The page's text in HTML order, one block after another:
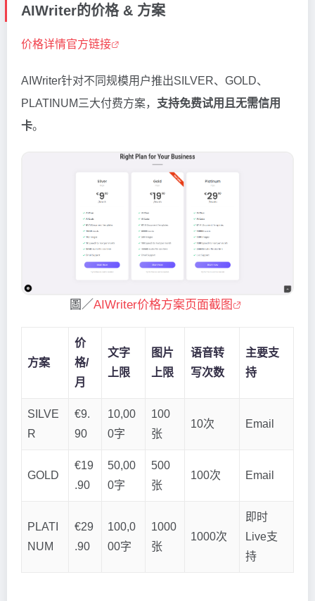
AIWriter的价格 & 方案
价格详情官方链接
AIWriter针对不同规模用户推出SILVER、GOLD、
PLATINUM三大付费方案， 支持免费试用且无需信用
卡。
圖／AIWriter价格方案页面截图
方案
价
格/
月
文字
上限
图片
上限
语音转
写次数
主要支
持
SILVE
R
€9.
90
10,00
0字
100
张
10次 Email
GOLD
€19
.90
50,00
0字
500
张
100次 Email
PLATI
NUM
€29
.90
100,0
00字
1000
张
1000次
即时
Live支
持